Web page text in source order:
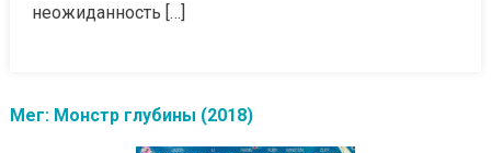
неожиданность […]
Мег: Монстр глубины (2018)